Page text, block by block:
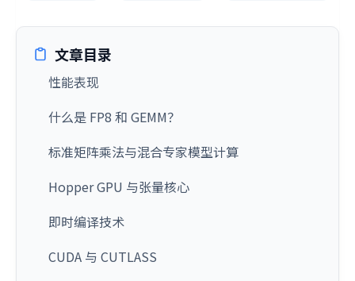
文章目录
性能表现
什么是 FP8 和 GEMM？
标准矩阵乘法与混合专家模型计算
Hopper GPU 与张量核心
即时编译技术
CUDA 与 CUTLASS